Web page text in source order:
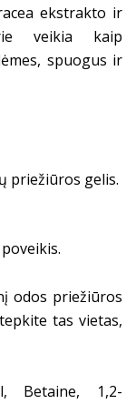
ekstrakto ir
veikia kaip
spuogus ir
priežiūros gelis.
odos priežiūros
tas vietas,
Betaine, 1,2-